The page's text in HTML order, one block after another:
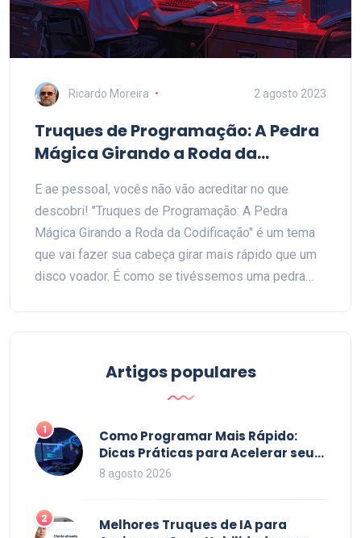
Ricardo Moreira 2 agosto 2023
Truques de Programação: A Pedra
Mágica Girando a Roda da
E ae pessoal, vocês não vão acreditar no que
descobri! "Truques de Programação: A Pedra
Mágica Girando a Roda da Codificação" é um tema
que vai fazer sua cabeça girar mais rápido que um
disco voador. É como se tivéssemos uma pedra
amigos! Com esses truques, a programação vai se
transformar em uma dança onde cada passo é um
Artigos populares
1
Como Programar Mais Rápido:
Dicas Práticas para Acelerar seu
Código em 2026
8 agosto 2026
2
Melhores Truques de IA para